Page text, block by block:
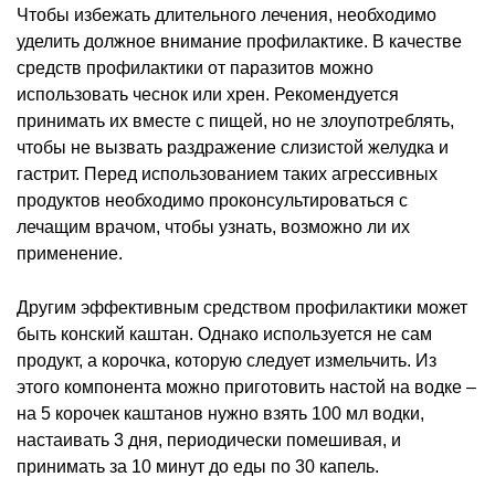
Чтобы избежать длительного лечения, необходимо
уделить должное внимание профилактике. В качестве
средств профилактики от паразитов можно
использовать чеснок или хрен. Рекомендуется
принимать их вместе с пищей, но не злоупотреблять,
чтобы не вызвать раздражение слизистой желудка и
гастрит. Перед использованием таких агрессивных
продуктов необходимо проконсультироваться с
лечащим врачом, чтобы узнать, возможно ли их
применение.
Другим эффективным средством профилактики может
быть конский каштан. Однако используется не сам
продукт, а корочка, которую следует измельчить. Из
этого компонента можно приготовить настой на водке –
на 5 корочек каштанов нужно взять 100 мл водки,
настаивать 3 дня, периодически помешивая, и
принимать за 10 минут до еды по 30 капель.